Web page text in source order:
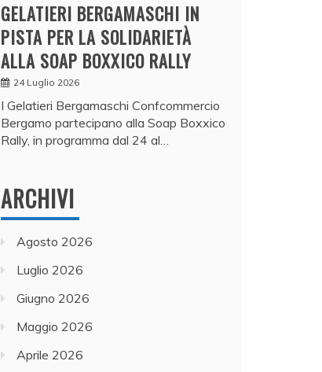
GELATIERI BERGAMASCHI IN
PISTA PER LA SOLIDARIETÀ
ALLA SOAP BOXXICO RALLY
24 Luglio 2026
I Gelatieri Bergamaschi Confcommercio
Bergamo partecipano alla Soap Boxxico
Rally, in programma dal 24 al…
ARCHIVI
Agosto 2026
Luglio 2026
Giugno 2026
Maggio 2026
Aprile 2026